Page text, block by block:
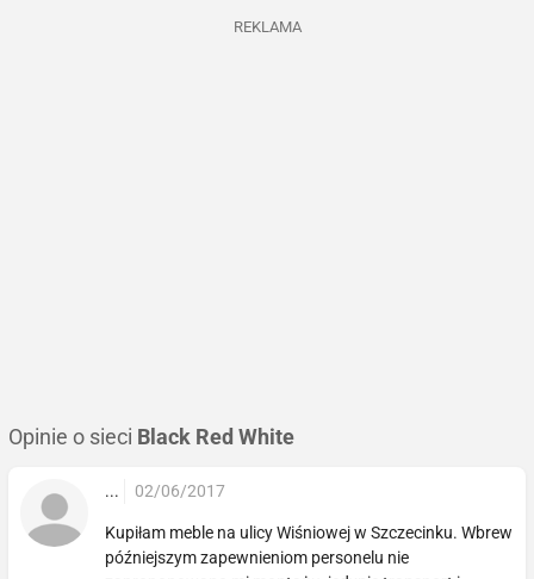
REKLAMA
Opinie o sieci Black Red White
... 02/06/2017
Kupiłam meble na ulicy Wiśniowej w Szczecinku. Wbrew
późniejszym zapewnieniom personelu nie